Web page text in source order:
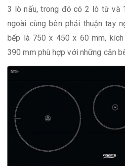
3 lò nấu, trong đó có 2 lò từ và
ngoài cùng bên phải thuận tay
bếp là 750 x 450 x 60 mm,
390 mm phù hợp với những căn